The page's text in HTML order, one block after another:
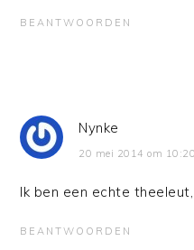
BEANTWOORDEN
Nynke
20 mei 2014 om
Ik ben een echte
BEANTWOORDEN